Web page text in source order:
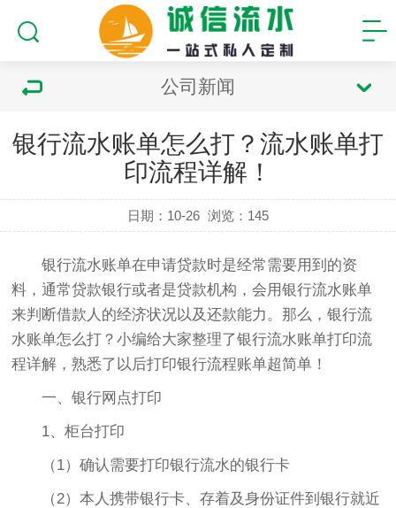
公司新闻
银行流水账单怎么打？流水账单打
印流程详解！
日期：10-26 浏览： 145
银行流水账单在申请贷款时是经常需要用到的资
料，通常贷款银行或者是贷款机构，会用银行流水账单
来判断借款人的经济状况以及还款能力。那么，银行流
水账单怎么打？小编给大家整理了银行流水账单打印流
程详解，熟悉了以后打印银行流程账单超简单！
一、银行网点打印
1、柜台打印
（1）确认需要打印银行流水的银行卡
（2）本人携带银行卡、存着及身份证件到银行就近